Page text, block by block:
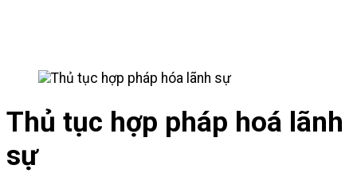
Thủ tục hợp pháp hoá lãnh
sự